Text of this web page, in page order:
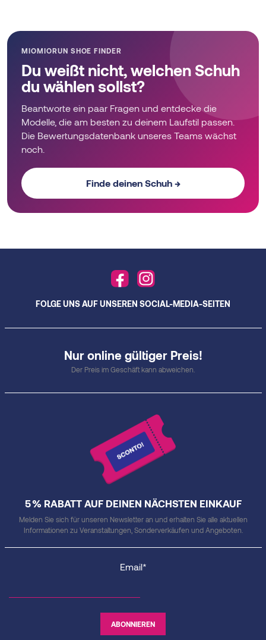
options
may
chosen
on
the
product
page
chosen
on
the
product
page
MIOMIORUN SHOE FINDER
Du weißt nicht, welchen Schuh
du wählen sollst?
Beantworte ein paar Fragen und entdecke die
Modelle, die am besten zu deinem Laufstil passen.
Die Bewertungsdatenbank unseres Teams wächst
noch.
Finde deinen Schuh →
Nur online gültiger Preis!
Der Preis im Geschäft kann abweichen.
FOLGE UNS AUF UNSEREN SOCIAL-MEDIA-SEITEN
5 % RABATT AUF DEINEN NÄCHSTEN EINKAUF
Melden Sie sich für unseren Newsletter an und erhalten Sie alle aktuellen
Informationen zu Veranstaltungen, Sonderverkäufen und Angeboten.
Email*